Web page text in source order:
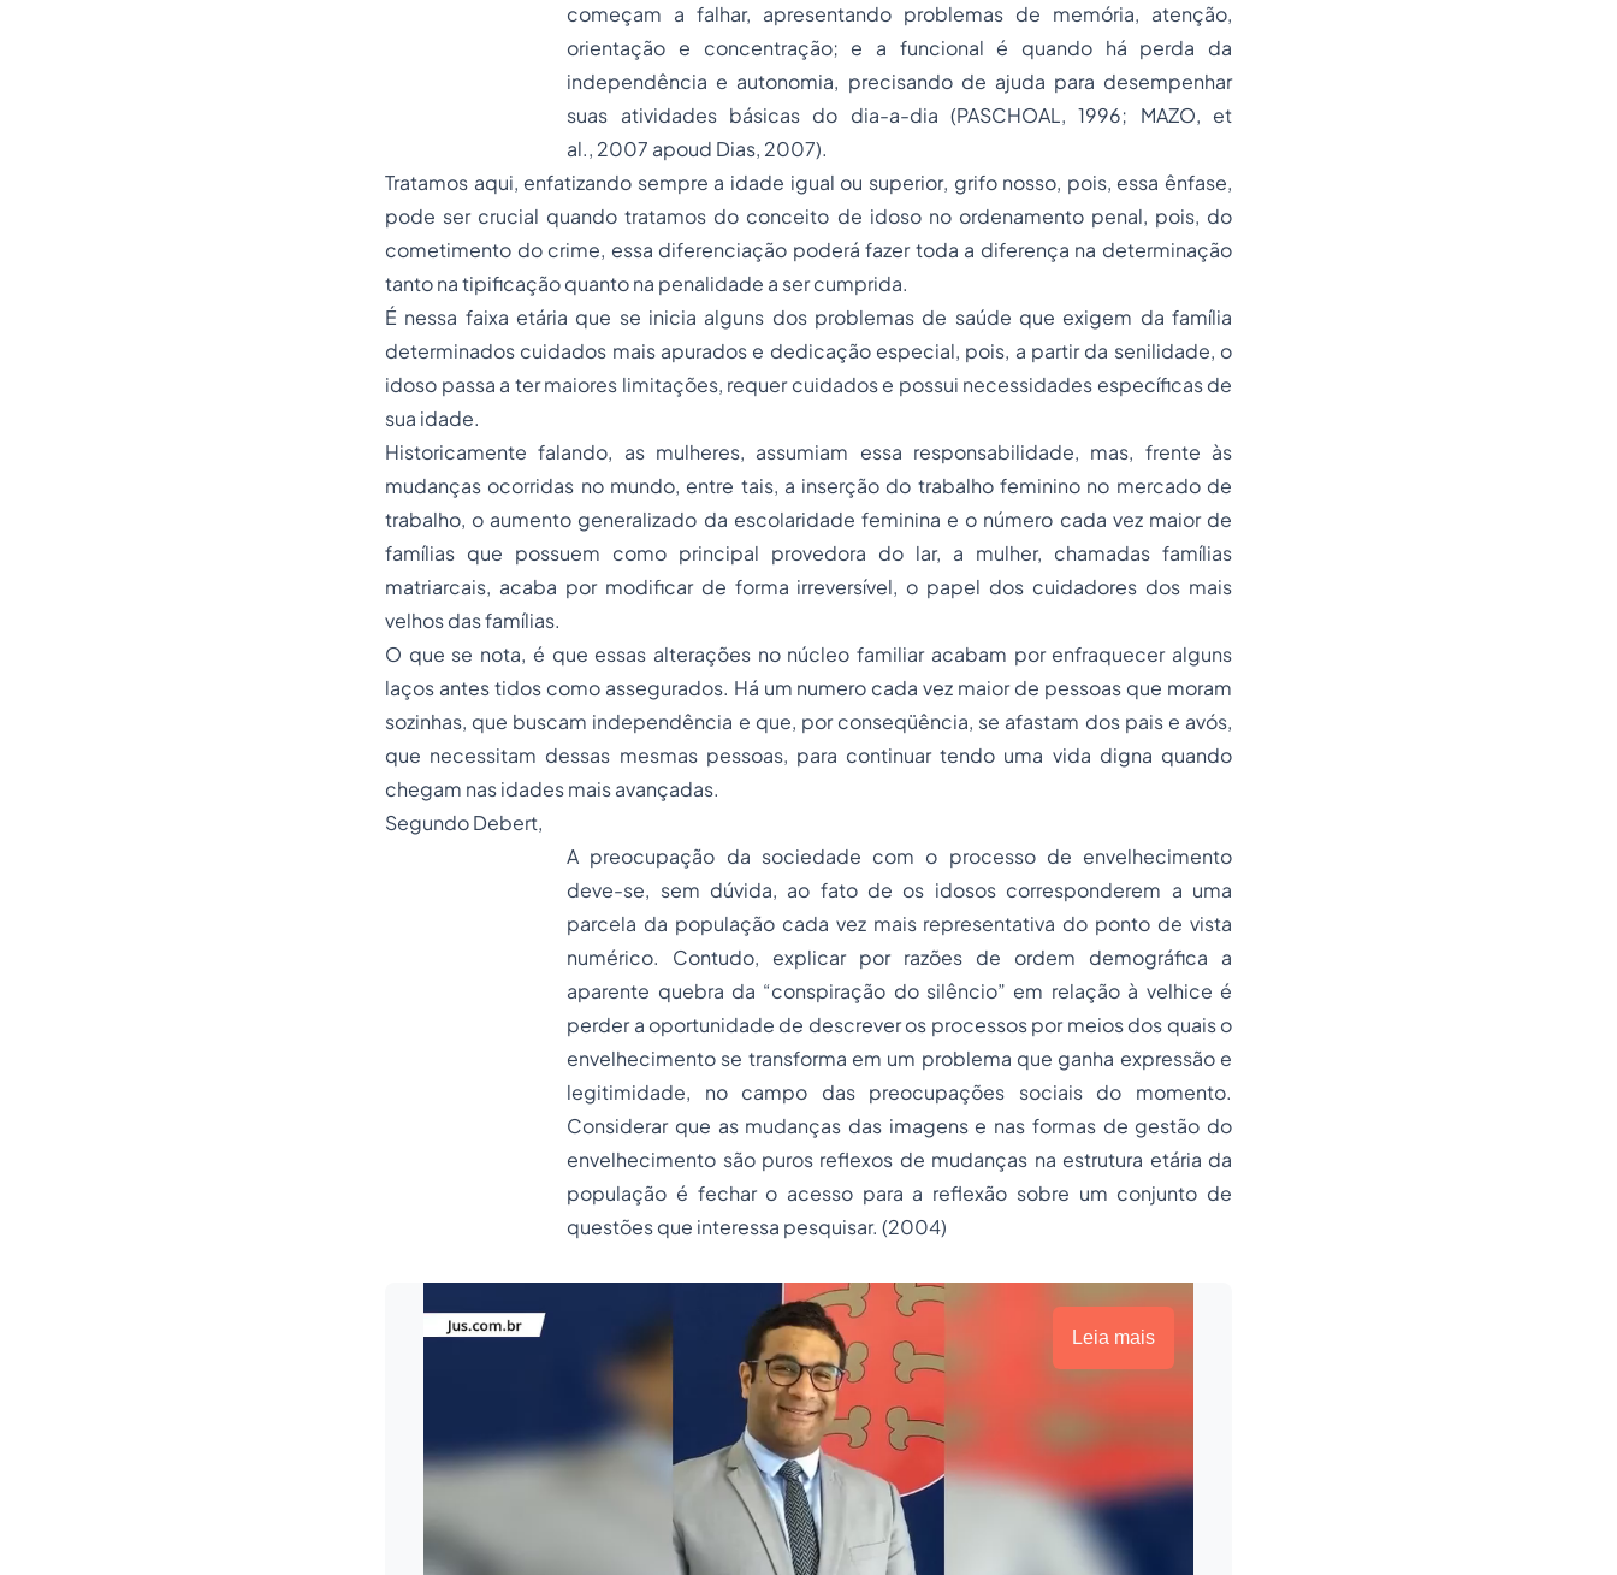
começam a falhar, apresentando problemas de memória, atenção,
orientação e concentração; e a funcional é quando há perda da
independência e autonomia, precisando de ajuda para desempenhar
suas atividades básicas do dia-a-dia (PASCHOAL, 1996; MAZO, et
al., 2007 apoud Dias, 2007).
Tratamos aqui, enfatizando sempre a idade igual ou superior, grifo nosso, pois, essa ênfase,
pode ser crucial quando tratamos do conceito de idoso no ordenamento penal, pois, do
cometimento do crime, essa diferenciação poderá fazer toda a diferença na determinação
tanto na tipificação quanto na penalidade a ser cumprida.
É nessa faixa etária que se inicia alguns dos problemas de saúde que exigem da família
determinados cuidados mais apurados e dedicação especial, pois, a partir da senilidade, o
idoso passa a ter maiores limitações, requer cuidados e possui necessidades específicas de
sua idade.
Historicamente falando, as mulheres, assumiam essa responsabilidade, mas, frente às
mudanças ocorridas no mundo, entre tais, a inserção do trabalho feminino no mercado de
trabalho, o aumento generalizado da escolaridade feminina e o número cada vez maior de
famílias que possuem como principal provedora do lar, a mulher, chamadas famílias
matriarcais, acaba por modificar de forma irreversível, o papel dos cuidadores dos mais
velhos das famílias.
O que se nota, é que essas alterações no núcleo familiar acabam por enfraquecer alguns
laços antes tidos como assegurados. Há um numero cada vez maior de pessoas que moram
sozinhas, que buscam independência e que, por conseqüência, se afastam dos pais e avós,
que necessitam dessas mesmas pessoas, para continuar tendo uma vida digna quando
chegam nas idades mais avançadas.
Segundo Debert,
A preocupação da sociedade com o processo de envelhecimento
deve-se, sem dúvida, ao fato de os idosos corresponderem a uma
parcela da população cada vez mais representativa do ponto de vista
numérico. Contudo, explicar por razões de ordem demográfica a
aparente quebra da “conspiração do silêncio” em relação à velhice é
perder a oportunidade de descrever os processos por meios dos quais o
envelhecimento se transforma em um problema que ganha expressão e
legitimidade, no campo das preocupações sociais do momento.
Considerar que as mudanças das imagens e nas formas de gestão do
envelhecimento são puros reflexos de mudanças na estrutura etária da
população é fechar o acesso para a reflexão sobre um conjunto de
questões que interessa pesquisar. (2004)
Leia mais